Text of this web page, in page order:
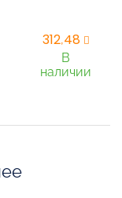
312,48
В
наличии